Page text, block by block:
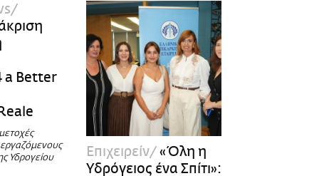
Απώλειες
a Better
Υδρογείου
Επιχειρείν «Όλη η
Υδρόγειος ένα Σπίτι»: